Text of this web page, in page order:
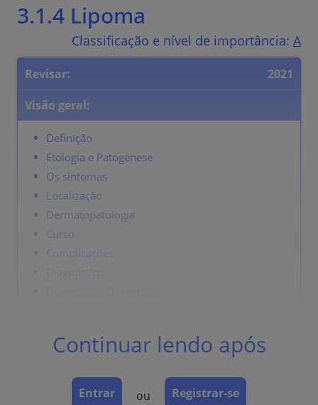
3.1.4 Lipoma
Classificação e nível de importância: A
Revisar:
2021
Visão geral:
Definição
Etologia e Patogénese
Os sintomas
Localização
Dermatopatologia
Curso
Complicações
Tumor gorduroso circunscrito benigno.
Continuar lendo após
Entrar ou Registrar-se